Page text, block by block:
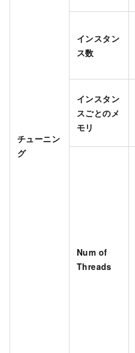
チューニン
グ
インスタン
ス数
インスタン
スごとのメ
モリ
Num of
Threads